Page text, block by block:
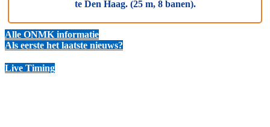
te Den Haag. (25 m, 8 banen).
Alle ONMK informatie
Als eerste het laatste nieuws?
Live Timing